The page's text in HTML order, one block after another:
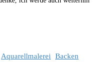
Aquarellmalerei Backen